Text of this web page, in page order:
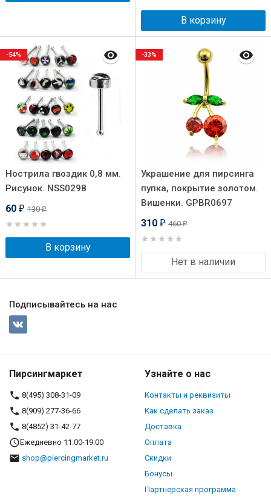
В корзину
Нострила гвоздик 0,8 мм.
Рисунок. NSS0298
60 ₽ 130₽
В корзину
-54%
Украшение для пирсинга
пупка, покрытие золотом.
Вишенки. GPBR0697
310 ₽ 460₽
Нет в наличии
-33%
Подписывайтесь на нас
Пирсингмаркет
8(495) 308-31-09
8(909) 277-36-66
8(4852) 31-42-77
Ежедневно 11:00-19:00
shop@piercingmarket.ru
Узнайте о нас
Контакты и реквизиты
Как сделать заказ
Доставка
Оплата
Скидки
Бонусы
Партнерская программа